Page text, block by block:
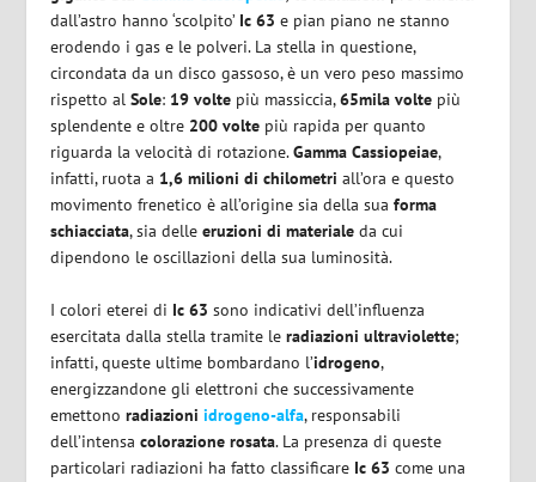
dall’astro hanno ‘scolpito’ Ic 63 e pian piano ne stanno
erodendo i gas e le polveri. La stella in questione,
circondata da un disco gassoso, è un vero peso massimo
rispetto alSole: 19 volte più massiccia,65mila volte più
splendente e oltre 200 volte più rapida per quanto
riguarda la velocità di rotazione.Gamma Cassiopeiae,
infatti, ruota a 1,6 milioni di chilometriall’ora e questo
movimento frenetico è all’origine sia della suaforma
schiacciata, sia delleeruzioni di materiale da cui
dipendono le oscillazioni della sua luminosità.
I colori eterei di Ic 63 sono indicativi dell’influenza
esercitata dalla stella tramite le radiazioni ultraviolette;
infatti, queste ultime bombardano l’idrogeno,
energizzandone gli elettroni che successivamente
emettonoradiazioniidrogeno-alfa, responsabili
dell’intensacolorazione rosata. La presenza di queste
particolari radiazioni ha fatto classificare Ic 63 come una